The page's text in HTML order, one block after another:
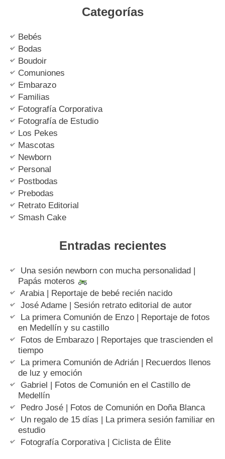
Categorías
Bebés
Bodas
Boudoir
Comuniones
Embarazo
Familias
Fotografía Corporativa
Fotografía de Estudio
Los Pekes
Mascotas
Newborn
Personal
Postbodas
Prebodas
Retrato Editorial
Smash Cake
Entradas recientes
Una sesión newborn con mucha personalidad |
Papás moteros
Arabia | Reportaje de bebé recién nacido
José Adame | Sesión retrato editorial de autor
La primera Comunión de Enzo | Reportaje de fotos
en Medellín y su castillo
Fotos de Embarazo | Reportajes que trascienden el
tiempo
La primera Comunión de Adrián | Recuerdos llenos
de luz y emoción
Gabriel | Fotos de Comunión en el Castillo de
Medellín
Pedro José | Fotos de Comunión en Doña Blanca
Un regalo de 15 días | La primera sesión familiar en
estudio
Fotografía Corporativa | Ciclista de Élite